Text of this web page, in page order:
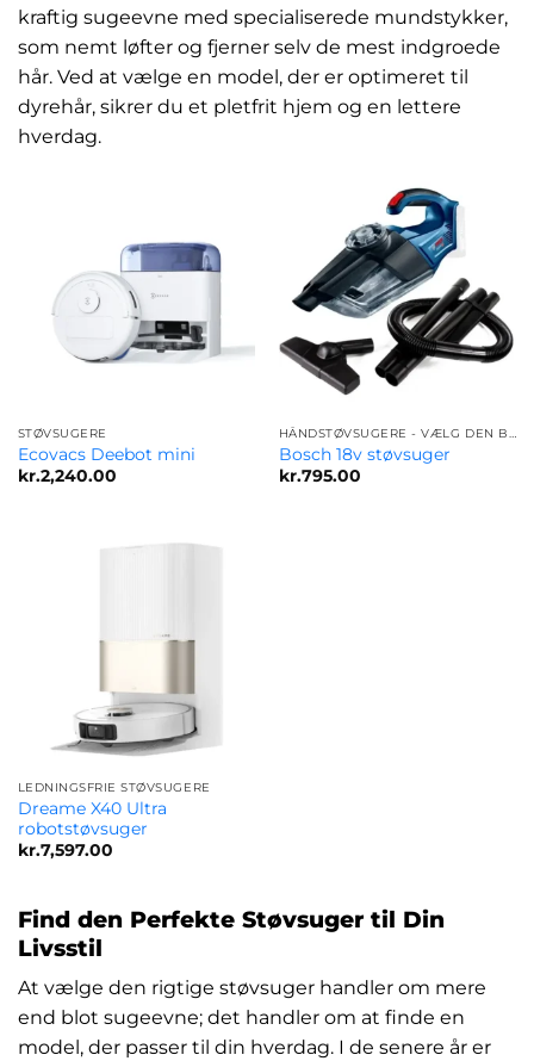
kraftig sugeevne med specialiserede mundstykker,
som nemt løfter og fjerner selv de mest indgroede
hår. Ved at vælge en model, der er optimeret til
dyrehår, sikrer du et pletfrit hjem og en lettere
hverdag.
STØVSUGERE
Ecovacs Deebot mini
kr.2,240.00
HÅNDSTØVSUGERE - VÆLG DEN BEDSTE MODEL FOR DIG
Bosch 18v støvsuger
kr.795.00
LEDNINGSFRIE STØVSUGERE
Dreame X40 Ultra
robotstøvsuger
kr.7,597.00
Find den Perfekte Støvsuger til Din
Livsstil
At vælge den rigtige støvsuger handler om mere
end blot sugeevne; det handler om at finde en
model, der passer til din hverdag. I de senere år er